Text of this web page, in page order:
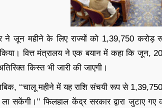
ने जून महीने के लिए राज्यों को 1,39,750 करोड़
वित्त मंत्रालय ने एक बयान में कहा कि जून,
किस्त भी जारी की जाएगी।
‘‘चालू महीने में यह राशि संचयी रूप से
सकेंगी।’’ फिलहाल केंद्र सरकार द्वारा जुटाए गए